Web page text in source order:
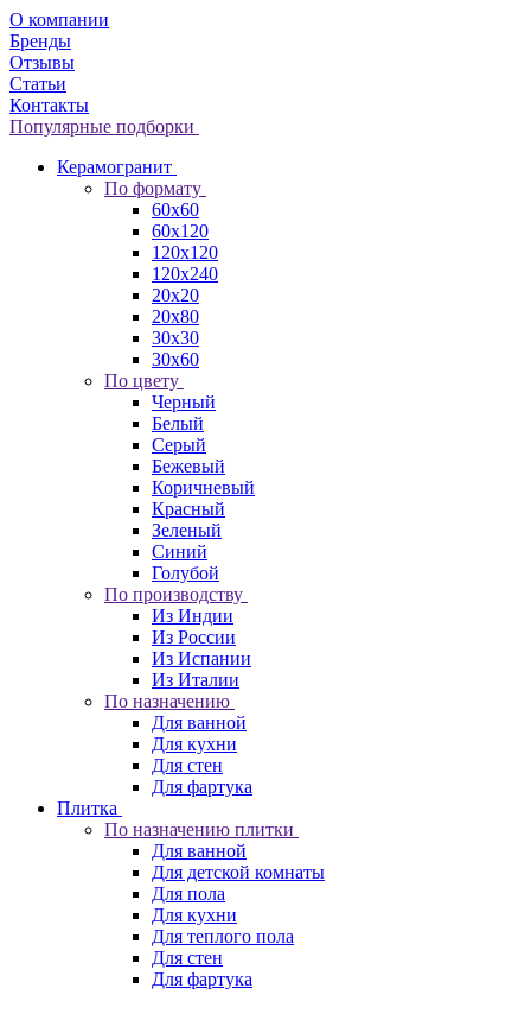
О компании
Бренды
Отзывы
Статьи
Контакты
Популярные подборки
Керамогранит
По формату
60x60
60x120
120x120
120x240
20x20
20x80
30x30
30x60
По цвету
Черный
Белый
Серый
Бежевый
Коричневый
Красный
Зеленый
Синий
Голубой
По производству
Из Индии
Из России
Из Испании
Из Италии
По назначению
Для ванной
Для кухни
Для стен
Для фартука
Плитка
По назначению плитки
Для ванной
Для детской комнаты
Для пола
Для кухни
Для теплого пола
Для стен
Для фартука